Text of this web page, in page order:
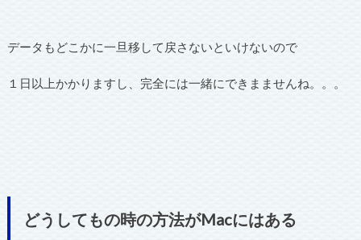
データもどこかに一旦移して戻さないといけないので
１日以上かかりますし、完全には一緒にできまませんね。。。
どうしてもの時の方法がMacにはある